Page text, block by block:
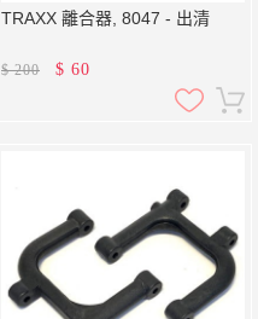
TRAXX 離合器, 8047 - 出清
$200 $ 60